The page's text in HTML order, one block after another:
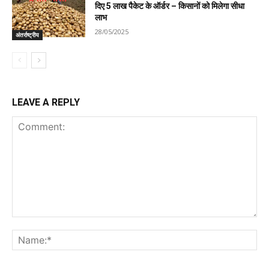
अंतर्राष्ट्रीय
दिए 5 लाख पैकेट के ऑर्डर – किसानों को मिलेगा सीधा
लाभ
28/05/2025
LEAVE A REPLY